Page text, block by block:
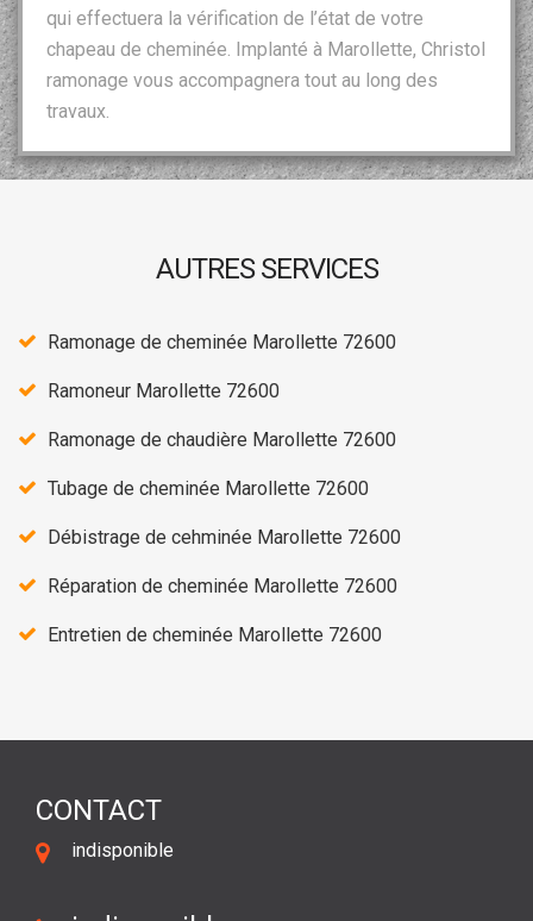
qui effectuera la vérification de l’état de votre
chapeau de cheminée. Implanté à Marollette, Christol
ramonage vous accompagnera tout au long des
travaux.
AUTRES SERVICES
Ramonage de cheminée Marollette 72600
Ramoneur Marollette 72600
Ramonage de chaudière Marollette 72600
Tubage de cheminée Marollette 72600
Débistrage de cehminée Marollette 72600
Réparation de cheminée Marollette 72600
Entretien de cheminée Marollette 72600
CONTACT
indisponible